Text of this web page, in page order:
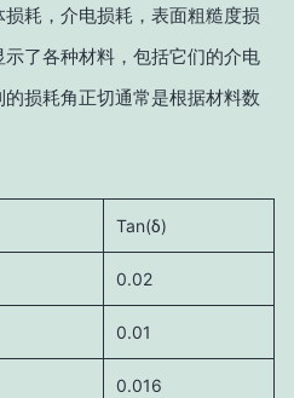
耗，介电损耗，表面粗糙度损
了各种材料，包括它们的介电
损耗角正切通常是根据材料数
Tan(δ)
0.02
0.01
0.016